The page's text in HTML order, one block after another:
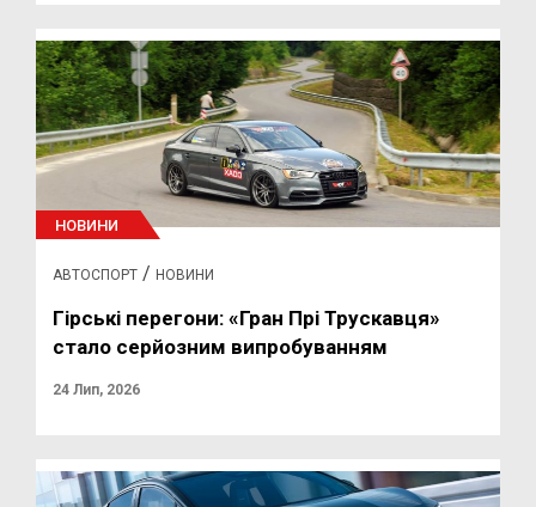
НОВИНИ
АВТОСПОРТ / НОВИНИ
Гірські перегони: «Гран Прі Трускавця»
стало серйозним випробуванням
24 Лип, 2026